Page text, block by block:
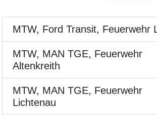
MTW, Ford Transit, Feuerwehr
MTW, MAN TGE, Feuerwehr
Altenkreith
MTW, MAN TGE, Feuerwehr
Lichtenau